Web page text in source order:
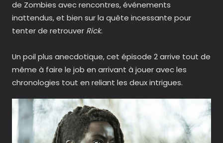
de Zombies avec rencontres, événements
inattendus, et bien sur la quête incessante pour
tenter de retrouver Rick.
Un poil plus anecdotique, cet épisode 2 arrive tout de
même à faire le job en arrivant à jouer avec les
chronologies tout en reliant les deux intrigues.